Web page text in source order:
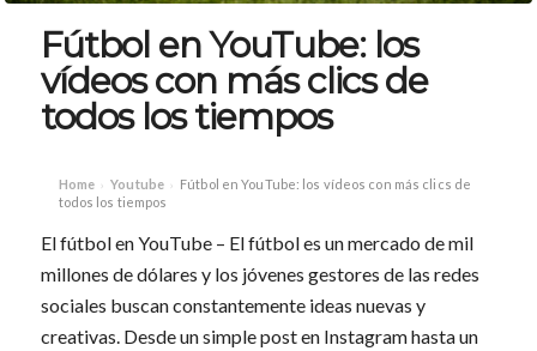
Fútbol en YouTube: los
vídeos con más clics de
todos los tiempos
Home › Youtube › Fútbol en YouTube: los vídeos con más clics de
todos los tiempos
El fútbol en YouTube – El fútbol es un mercado de mil
millones de dólares y los jóvenes gestores de las redes
sociales buscan constantemente ideas nuevas y
creativas. Desde un simple post en Instagram hasta un